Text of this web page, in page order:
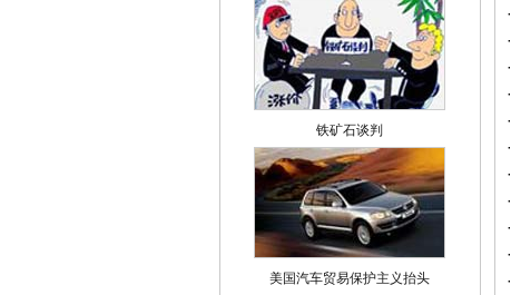
铁矿石谈判
美国汽车贸易保护主义抬头
·
·
·
·
·
·
·
·
·
·
·